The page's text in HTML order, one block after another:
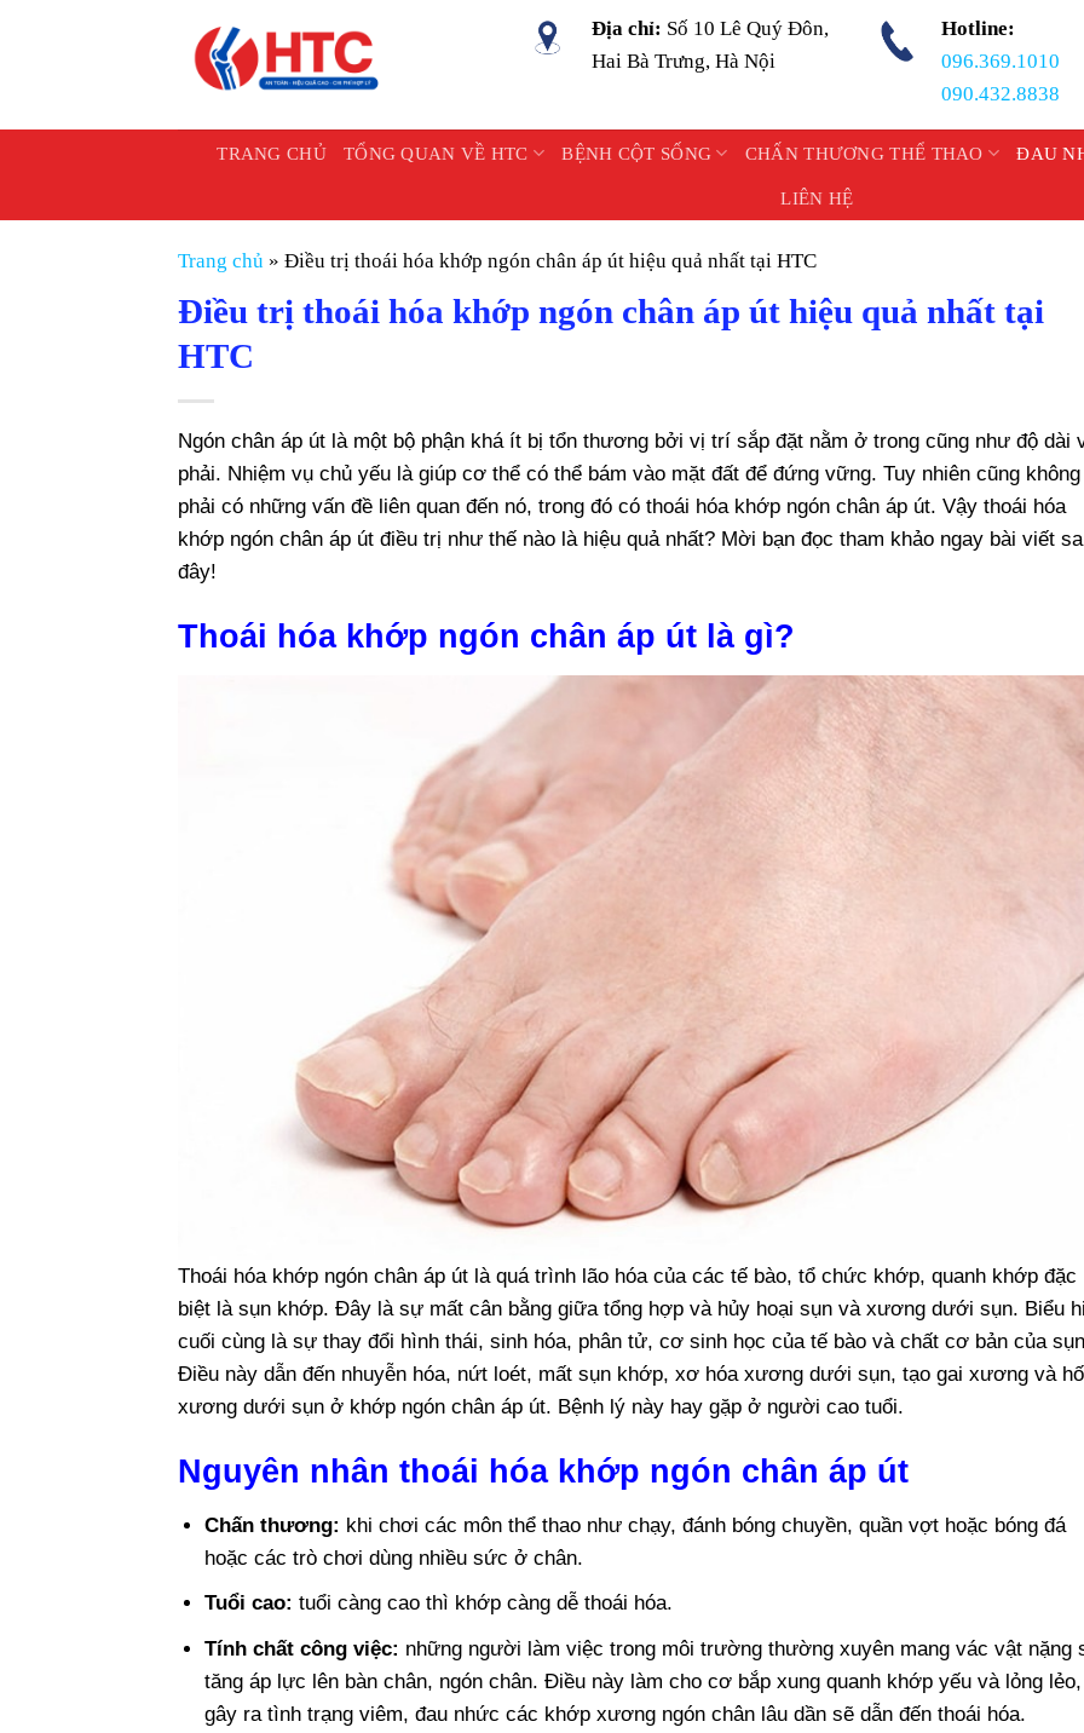
Địa chỉ: Số 10 Lê Quý Đôn,
Hai Bà Trưng, Hà Nội
Hotline:
096.369.1010
090.432.8838
TRANG CHỦ TỔNG QUAN VỀ HTC BỆNH CỘT SỐNG CHẤN THƯƠNG THỂ THAO ĐAU
LIÊN HỆ
Trang chủ » Điều trị thoái hóa khớp ngón chân áp út hiệu quả nhất tại HTC
Điều trị thoái hóa khớp ngón chân áp út hiệu quả nhất tại
HTC
Ngón chân áp út là một bộ phận khá ít bị tổn thương bởi vị trí sắp đặt nằm ở trong cũng như độ dài
phải. Nhiệm vụ chủ yếu là giúp cơ thể có thể bám vào mặt đất để đứng vững. Tuy nhiên cũng không
phải có những vấn đề liên quan đến nó, trong đó có thoái hóa khớp ngón chân áp út. Vậy thoái hóa
khớp ngón chân áp út điều trị như thế nào là hiệu quả nhất? Mời bạn đọc tham khảo ngay bài viết
đây!
Thoái hóa khớp ngón chân áp út là gì?
Thoái hóa khớp ngón chân áp út là quá trình lão hóa của các tế bào, tổ chức khớp, quanh khớp đặc
biệt là sụn khớp. Đây là sự mất cân bằng giữa tổng hợp và hủy hoại sụn và xương dưới sụn. Biểu
cuối cùng là sự thay đổi hình thái, sinh hóa, phân tử, cơ sinh học của tế bào và chất cơ bản của
Điều này dẫn đến nhuyễn hóa, nứt loét, mất sụn khớp, xơ hóa xương dưới sụn, tạo gai xương và
xương dưới sụn ở khớp ngón chân áp út. Bệnh lý này hay gặp ở người cao tuổi.
Nguyên nhân thoái hóa khớp ngón chân áp út
Chấn thương: khi chơi các môn thể thao như chạy, đánh bóng chuyền, quần vợt hoặc bóng đá
hoặc các trò chơi dùng nhiều sức ở chân.
Tuổi cao: tuổi càng cao thì khớp càng dễ thoái hóa.
Tính chất công việc: những người làm việc trong môi trường thường xuyên mang vác vật nặng
tăng áp lực lên bàn chân, ngón chân. Điều này làm cho cơ bắp xung quanh khớp yếu và lỏng lẻo,
gây ra tình trạng viêm, đau nhức các khớp xương ngón chân lâu dần sẽ dẫn đến thoái hóa.